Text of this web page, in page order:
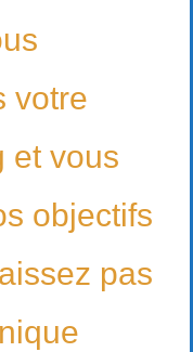
votre
et vous
objectifs
pas